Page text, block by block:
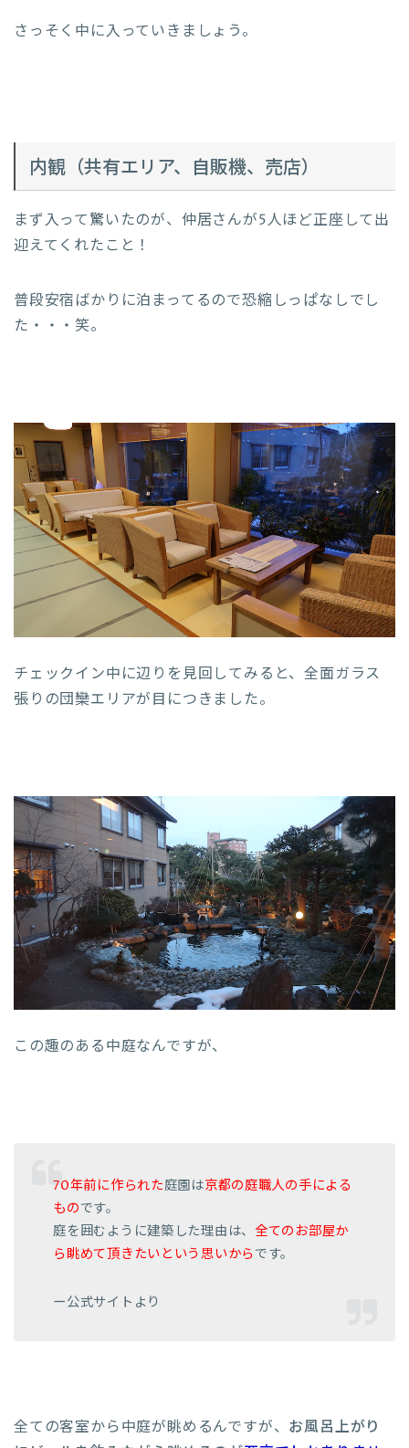
さっそく中に入っていきましょう。
内観（共有エリア、自販機、売店）
まず入って驚いたのが、仲居さんが5人ほど正座して出
迎えてくれたこと！
普段安宿ばかりに泊まってるので恐縮しっぱなしでし
た・・・笑。
チェックイン中に辺りを見回してみると、全面ガラス
張りの団欒エリアが目につきました。
この趣のある中庭なんですが、
70年前に作られた庭園は京都の庭職人の手による
ものです。
庭を囲むように建築した理由は、 全てのお部屋か
ら眺めて頂きたい という思いから です。
ー公式サイトより
全ての客室から中庭が眺めるんですが、 お風呂上がり